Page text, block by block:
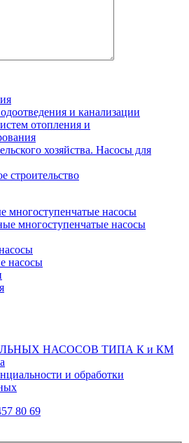
и канализации
отопления и
хозяйства. Насосы для
строительство
многоступенчатые насосы
многоступенчатые насосы
насосы
НАСОСОВ ТИПА К и КМ
и обработки
80 69